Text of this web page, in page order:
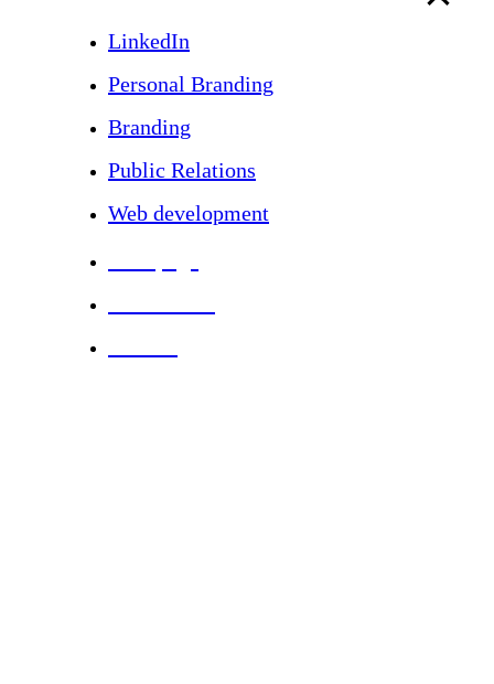
LinkedIn
Personal Branding
Branding
Public Relations
Web development